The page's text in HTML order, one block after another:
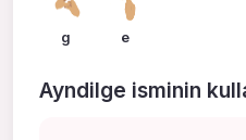
g e
Ayndilge isminin